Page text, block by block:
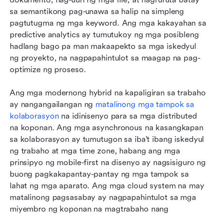
sa semantikong pag-unawa sa halip na simpleng
pagtutugma ng mga keyword. Ang mga kakayahan sa
predictive analytics ay tumutukoy ng mga posibleng
hadlang bago pa man makaapekto sa mga iskedyul
ng proyekto, na nagpapahintulot sa maagap na pag-
optimize ng proseso.
Ang mga modernong hybrid na kapaligiran sa trabaho
ay nangangailangan ng matalinong mga tampok sa
kolaborasyon na idinisenyo para sa mga distributed
na koponan. Ang mga asynchronous na kasangkapan
sa kolaborasyon ay tumutugon sa iba't ibang iskedyul
ng trabaho at mga time zone, habang ang mga
prinsipyo ng mobile-first na disenyo ay nagsisiguro ng
buong pagkakapantay-pantay ng mga tampok sa
lahat ng mga aparato. Ang mga cloud system na may
matalinong pagsasabay ay nagpapahintulot sa mga
miyembro ng koponan na magtrabaho nang